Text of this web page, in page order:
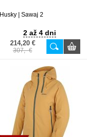
Husky | Sawaj 2
2 až 4 dni
214,20 €
307,- €